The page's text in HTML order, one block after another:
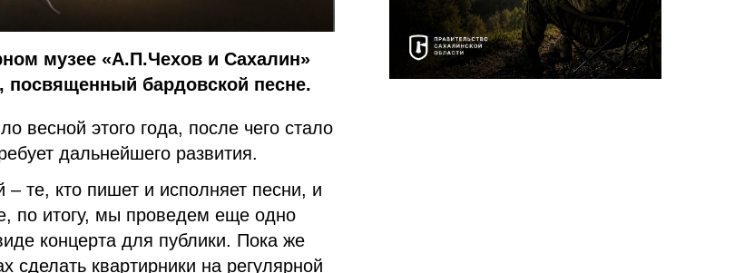
музее «А.П.Чехов и Сахалин»
бардовской песне.
весной этого года, после чего стало
дальнейшего развития.
те, кто пишет и исполняет песни, и
по итогу, мы проведем еще одно
концерта для публики. Пока же
квартирники на регулярной